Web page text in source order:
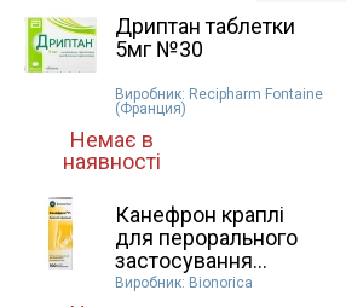
Экстракт плодов якорцев
Экстракт спорыша (1)
Экстракт тысячелистника (1)
Экстракт хвоща полевого (2)
Ялицева олія (2)
Дриптан таблетки
5мг №30
Виробник: Recipharm Fontaine
(Франция)
Немає в
наявності
Канефрон краплі
для перорального
застосування...
Виробник: Bionorica